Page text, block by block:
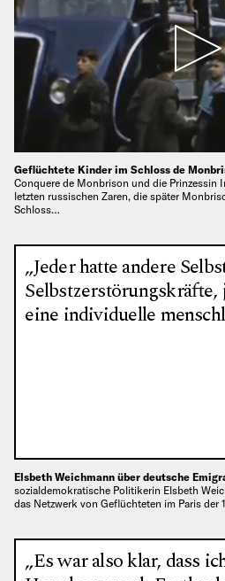
Geflüchtete Kinder im Schloss de
Conquere de Monbrison und die Prinzessin
letzten russischen Zaren, die später
Schloss…
„Jeder hatte andere
eine individuelle
Elsbeth Weichmann über deutsche
sozialdemokratische Politikerin Elsbeth
das Netzwerk von Geflüchteten im Paris der
„Es war also klar, dass